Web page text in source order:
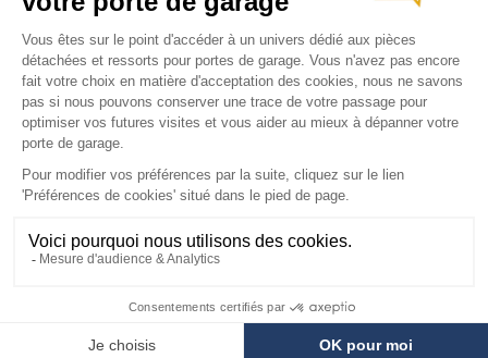
Nous sommes là pour vous
Votre technicien vous guide par téléphone
pour réparer à distance au :
03 62 02 10 33